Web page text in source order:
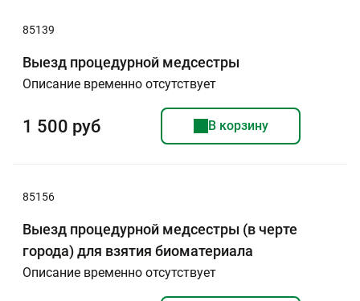
85139
Выезд процедурной медсестры
Описание временно отсутствует
1 500 руб В корзину
85156
Выезд процедурной медсестры (в черте
города) для взятия биоматериала
Описание временно отсутствует